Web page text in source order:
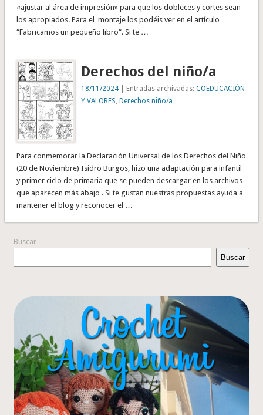
«ajustar al área de impresión» para que los dobleces y cortes sean
los apropiados. Para el montaje los podéis ver en el artículo
“Fabricamos un pequeño libro“. Si te …
Derechos del niño/a
18/11/2024 | Entradas archivadas:COEDUCACIÓN
Y VALORES ,Derechos niño/a
Para conmemorar la Declaración Universal de los Derechos del Niño
(20 de Noviembre) Isidro Burgos, hizo una adaptación para infantil
y primer ciclo de primaria que se pueden descargar en los archivos
que aparecen más abajo . Si te gustan nuestras propuestas ayuda a
mantener el blog y reconocer el …
Buscar
Buscar